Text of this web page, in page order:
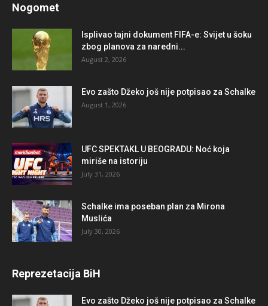
Nogomet
Isplivao tajni dokument FIFA-e: Svijet u šoku
zbog planova za naredni...
August 2, 2026
Evo zašto Džeko još nije potpisao za Schalke
August 1, 2026
UFC SPEKTAKL U BEOGRADU: Noć koja
miriše na istoriju
July 31, 2026
Schalke ima poseban plan za Mirona
Muslića
July 30, 2026
Reprezetacija BiH
Evo zašto Džeko još nije potpisao za Schalke